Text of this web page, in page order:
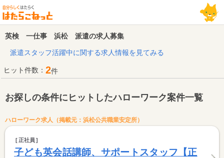
英検 一仕事 浜松 派遣の求人募集
派遣スタッフ活躍中に関する求人情報を見てみる
ヒット件数： 2件
お探しの条件にヒットしたハローワーク案件一覧
ハローワーク求人（掲載元：浜松公共職業安定所）
正社員
子ども英会話講師、サポートスタッフ【正